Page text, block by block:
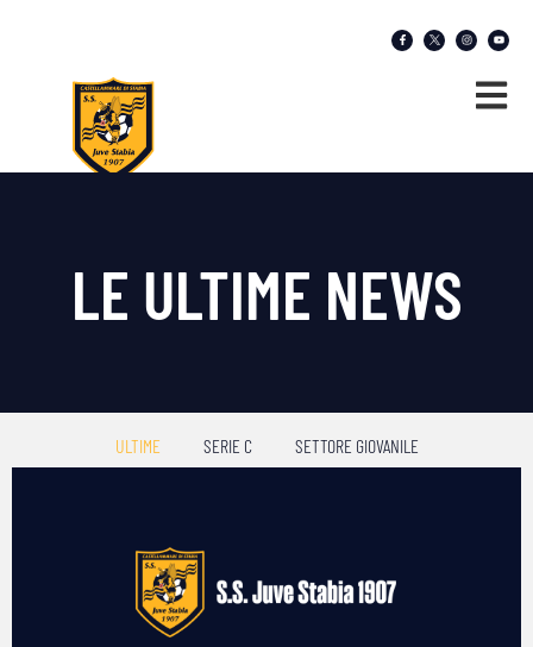
LE ULTIME NEWS
ULTIME SERIE C SETTORE GIOVANILE